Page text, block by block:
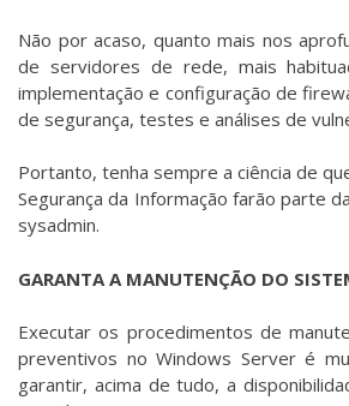
Não por acaso, quanto mais nos
de servidores de rede, mais
implementação e configuração de
de segurança, testes e análises de
Portanto, tenha sempre a ciência de
Segurança da Informação farão parte
sysadmin.
GARANTA A MANUTENÇÃO DO
Executar os procedimentos de
preventivos no Windows Server é
garantir, acima de tudo, a